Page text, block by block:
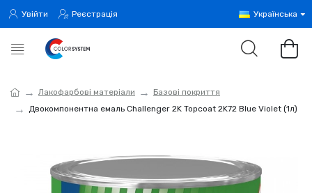
Увійти Реєстрація Українська
Лакофарбові матеріали
Базові покриття
Двокомпонентна емаль Challenger 2K Topcoat 2K72 Blue Violet (1л)